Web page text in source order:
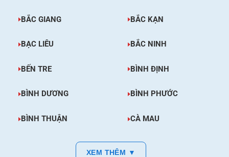
BẮC GIANG BẮC KẠN
BẠC LIÊU BẮC NINH
BẾN TRE BÌNH ĐỊNH
BÌNH DƯƠNG BÌNH PHƯỚC
BÌNH THUẬN CÀ MAU
XEM THÊM ▼